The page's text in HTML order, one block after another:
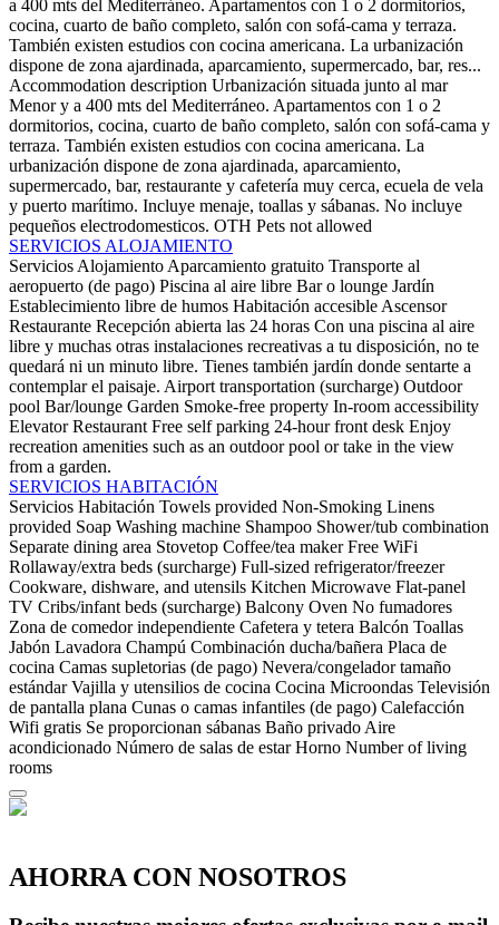
a 400 mts del Mediterráneo. Apartamentos con 1 o 2 dormitorios,
cocina, cuarto de baño completo, salón con sofá-cama y terraza.
También existen estudios con cocina americana. La urbanización
dispone de zona ajardinada, aparcamiento, supermercado, bar, res...
Accommodation description Urbanización situada junto al mar
Menor y a 400 mts del Mediterráneo. Apartamentos con 1 o 2
dormitorios, cocina, cuarto de baño completo, salón con sofá-cama y
terraza. También existen estudios con cocina americana. La
urbanización dispone de zona ajardinada, aparcamiento,
supermercado, bar, restaurante y cafetería muy cerca, ecuela de vela
y puerto marítimo. Incluye menaje, toallas y sábanas. No incluye
pequeños electrodomesticos. OTH Pets not allowed
SERVICIOS ALOJAMIENTO
Servicios Alojamiento Aparcamiento gratuito Transporte al
aeropuerto (de pago) Piscina al aire libre Bar o lounge Jardín
Establecimiento libre de humos Habitación accesible Ascensor
Restaurante Recepción abierta las 24 horas Con una piscina al aire
libre y muchas otras instalaciones recreativas a tu disposición, no te
quedará ni un minuto libre. Tienes también jardín donde sentarte a
contemplar el paisaje. Airport transportation (surcharge) Outdoor
pool Bar/lounge Garden Smoke-free property In-room accessibility
Elevator Restaurant Free self parking 24-hour front desk Enjoy
recreation amenities such as an outdoor pool or take in the view
from a garden.
SERVICIOS HABITACIÓN
Servicios Habitación Towels provided Non-Smoking Linens
provided Soap Washing machine Shampoo Shower/tub combination
Separate dining area Stovetop Coffee/tea maker Free WiFi
Rollaway/extra beds (surcharge) Full-sized refrigerator/freezer
Cookware, dishware, and utensils Kitchen Microwave Flat-panel
TV Cribs/infant beds (surcharge) Balcony Oven No fumadores
Zona de comedor independiente Cafetera y tetera Balcón Toallas
Jabón Lavadora Champú Combinación ducha/bañera Placa de
cocina Camas supletorias (de pago) Nevera/congelador tamaño
estándar Vajilla y utensilios de cocina Cocina Microondas Televisión
de pantalla plana Cunas o camas infantiles (de pago) Calefacción
Wifi gratis Se proporcionan sábanas Baño privado Aire
acondicionado Número de salas de estar Horno Number of living
rooms
AHORRA CON NOSOTROS